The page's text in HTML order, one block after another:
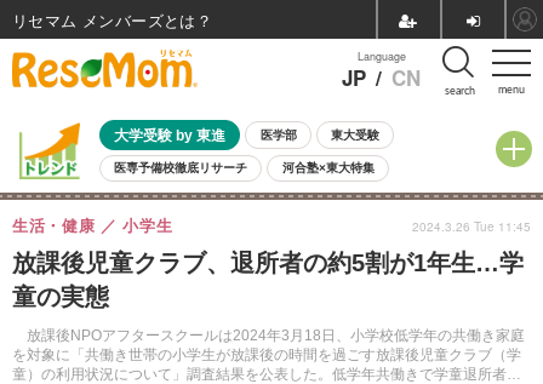
menu
Language
JP / CN search
大学受験 by 東進 医学部 東大受験
医専予備校徹底リサーチ 河合塾×東大特集
親子で考える大学選び 高校受験 中学受験 小学校受験
共通テスト 夏休み
8月開催イベント・WS 全国公立高校 過去問 人気記事
自由研究教材（小学生向け）
放課後児童クラブ、退所者の約5割が1年生…学
童の実態
放課後NPOアフタースクールは2024年3月18日、小学校低学年の共働き家庭
を対象に「共働き世帯の小学生が放課後の時間を過ごす放課後児童クラブ（学
童）の利用状況について」調査結果を公表した。低学年共働きで学童退所者は
生活・健康 小学生 2024.3.26 Tue 11:45
リセマム メンバーズ